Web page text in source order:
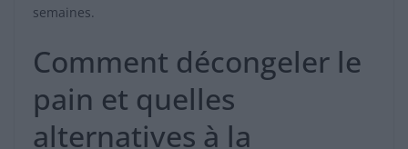
semaines.
Comment décongeler le
pain et quelles
alternatives à la